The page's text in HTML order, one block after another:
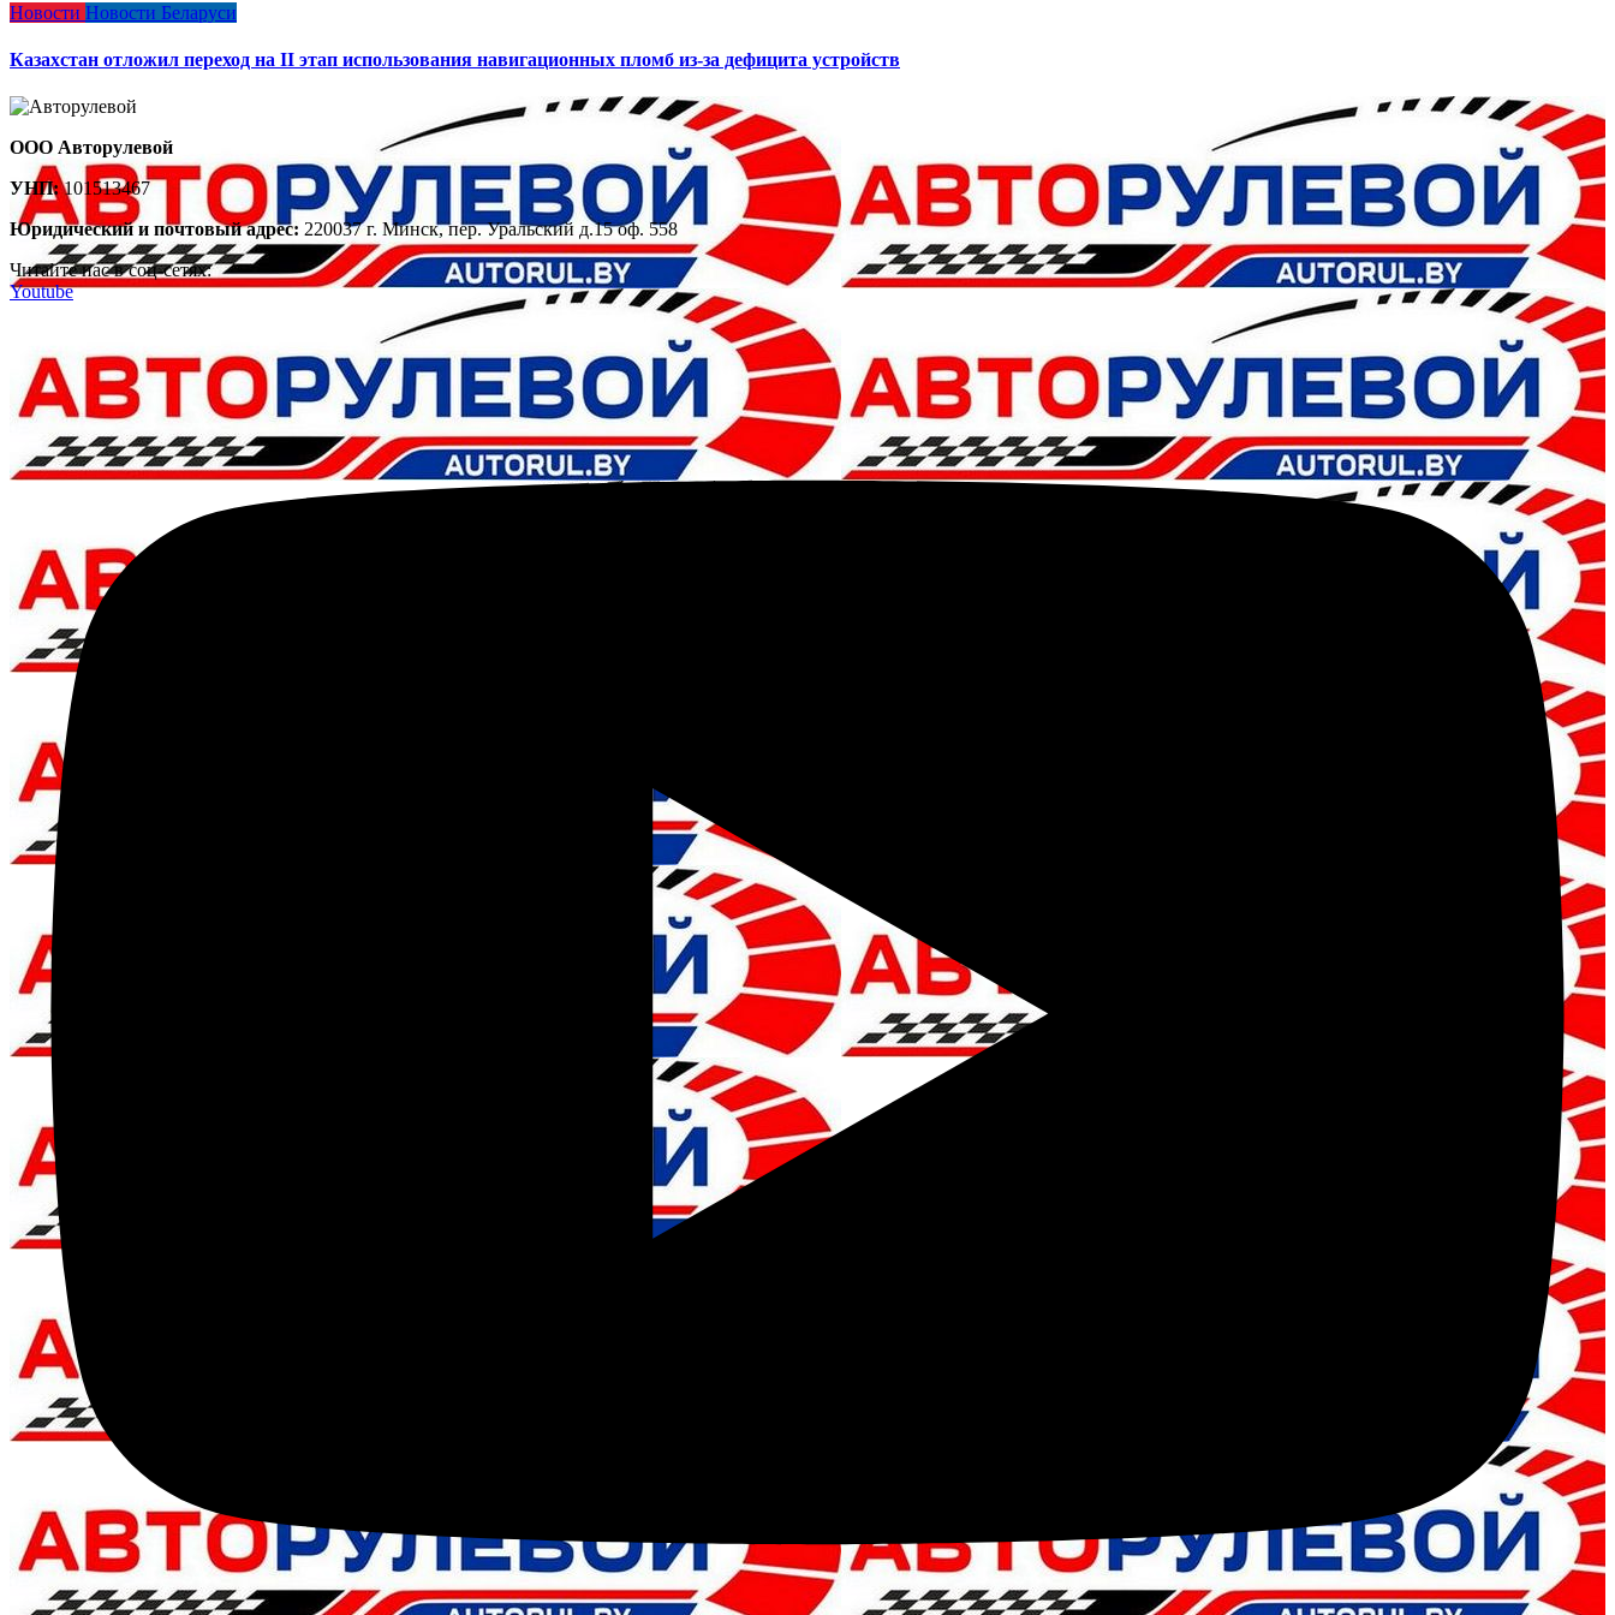
Новости Новости Беларуси
Казахстан отложил переход на II этап использования навигационных пломб из-за дефицита устройств
ООО Авторулевой
УНП:101513467
Юридический и почтовый адрес: 220037 г. Минск, пер. Уральский д.15 оф. 558
Читайте нас в соц-сетях:
Youtube